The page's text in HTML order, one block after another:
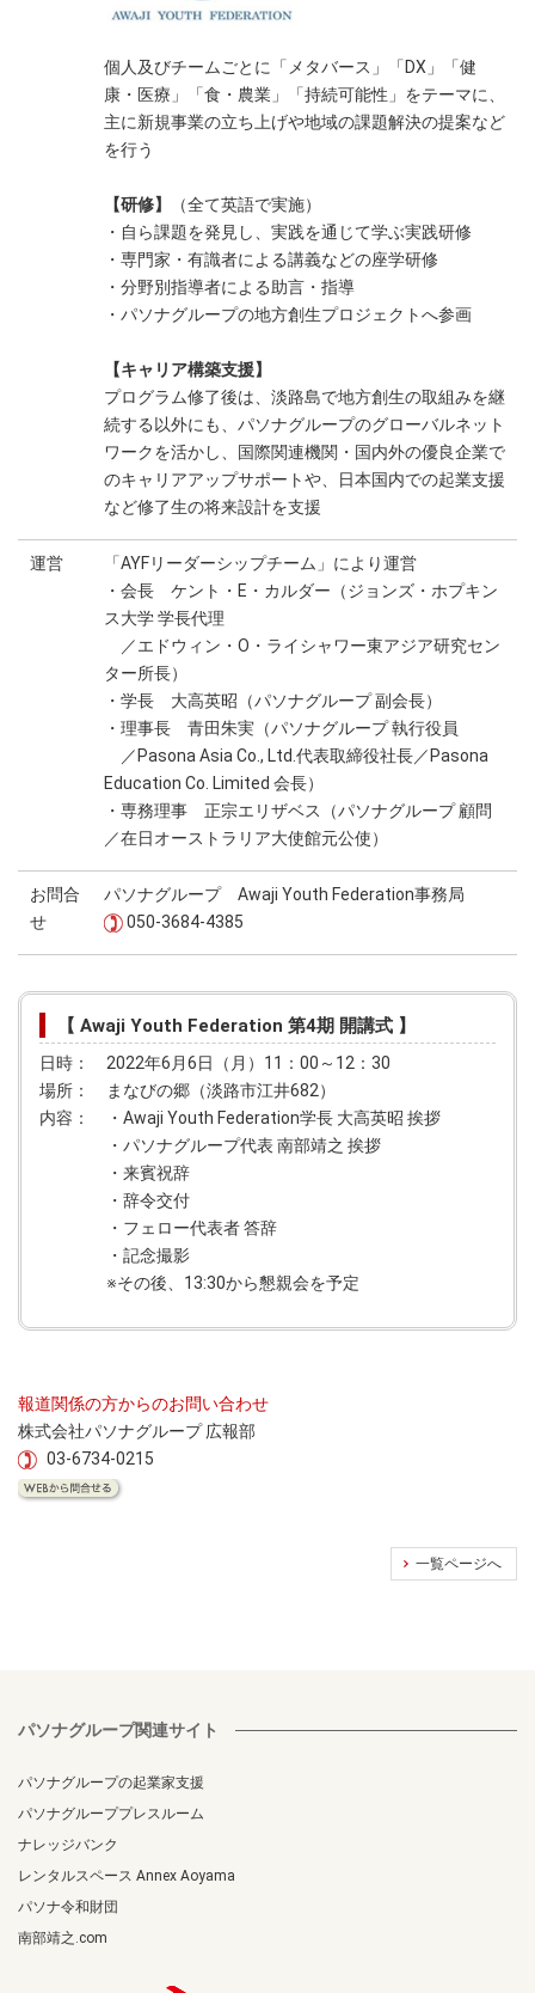
個人及びチームごとに「メタバース」「DX」「健
康・医療」「食・農業」「持続可能性」をテーマに、
主に新規事業の立ち上げや地域の課題解決の提案など
を行う
【研修】
（全て英語で実施）
・自ら課題を発見し、実践を通じて学ぶ実践研修
・専門家・有識者による講義などの座学研修
・分野別指導者による助言・指導
・パソナグループの地方創生プロジェクトへ参画
【キャリア構築支援】
プログラム修了後は、淡路島で地方創生の取組みを継
続する以外にも、パソナグループのグローバルネット
ワークを活かし、国際関連機関・国内外の優良企業で
のキャリアアップサポートや、日本国内での起業支援
など修了生の将来設計を支援
運営
「AYFリーダーシップチーム」により運営
・会長 ケント・E・カルダー（ジョンズ・ホプキン
ス大学 学長代理
／エドウィン・O・ライシャワー東アジア研究セン
ター所長）
・学長 大高英昭（パソナグループ 副会長）
・理事長 青田朱実（パソナグループ 執行役員
／Pasona Asia Co., Ltd.代表取締役社長／Pasona
Education Co. Limited 会長）
・専務理事 正宗エリザベス（パソナグループ 顧問
／在日オーストラリア大使館元公使）
お問合
せ
パソナグループ Awaji Youth Federation事務局
050-3684-4385
【 Awaji Youth Federation 第4期 開講式 】
日時： 2022年6月6日（月）11：00～12：30
場所： まなびの郷（淡路市江井682）
内容： ・Awaji Youth Federation学長 大高英昭 挨拶
・パソナグループ代表 南部靖之 挨拶
・来賓祝辞
・辞令交付
・フェロー代表者 答辞
・記念撮影
※その後、13:30から懇親会を予定
報道関係の方からのお問い合わせ
株式会社パソナグループ 広報部
03-6734-0215
一覧ページへ
パソナグループ関連サイト
パソナグループの起業家支援
パソナグループプレスルーム
ナレッジバンク
レンタルスペース Annex Aoyama
パソナ令和財団
南部靖之.com